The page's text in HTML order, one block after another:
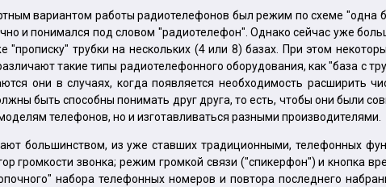
вариантом работы радиотелефонов был режим по схеме "одна
и понимался под словом "радиотелефон". Однако сейчас уже
"прописку" трубки на нескольких (4 или 8) базах. При этом
такие типы радиотелефонного оборудования, как "база с
они в случаях, когда появляется необходимость расширить
быть способны понимать друг друга, то есть, чтобы они были
телефонов, но и изготавливаться разными производителями.
большинством, из уже ставших традиционными, телефонных
громкости звонка; режим громкой связи ("спикерфон") и кнопка
набора телефонных номеров и повтора последнего